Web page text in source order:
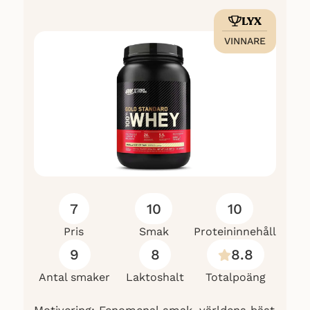
LYX
VINNARE
7
Pris
10
Smak
10
Proteininnehåll
9
Antal smaker
8
Laktoshalt
8.8
Totalpoäng